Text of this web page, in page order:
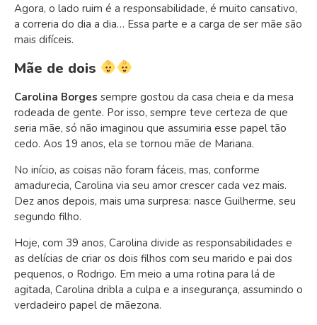
Agora, o lado ruim é a responsabilidade, é muito cansativo,
a correria do dia a dia… Essa parte e a carga de ser mãe são
mais difíceis.
Mãe de dois
Carolina Borges sempre gostou da casa cheia e da mesa
rodeada de gente. Por isso, sempre teve certeza de que
seria mãe, só não imaginou que assumiria esse papel tão
cedo. Aos 19 anos, ela se tornou mãe de Mariana.
No início, as coisas não foram fáceis, mas, conforme
amadurecia, Carolina via seu amor crescer cada vez mais.
Dez anos depois, mais uma surpresa: nasce Guilherme, seu
segundo filho.
Hoje, com 39 anos, Carolina divide as responsabilidades e
as delícias de criar os dois filhos com seu marido e pai dos
pequenos, o Rodrigo. Em meio a uma rotina para lá de
agitada, Carolina dribla a culpa e a insegurança, assumindo o
verdadeiro papel de mãezona.